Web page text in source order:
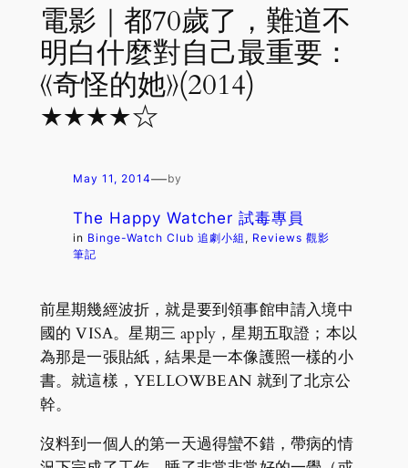
電影｜都70歲了，難道不
明白什麼對自己最重要：
《奇怪的她》(2014)
★★★★☆
May 11, 2014—by
The Happy Watcher 試毒專員
in Binge-Watch Club 追劇小組 , Reviews 觀影
筆記
前星期幾經波折，就是要到領事館申請入境中
國的 VISA。星期三 apply，星期五取證；本以
為那是一張貼紙，結果是一本像護照一樣的小
書。就這樣，YELLOWBEAN 就到了北京公
幹。
沒料到一個人的第一天過得蠻不錯，帶病的情